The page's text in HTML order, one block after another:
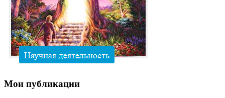
Мои публикации